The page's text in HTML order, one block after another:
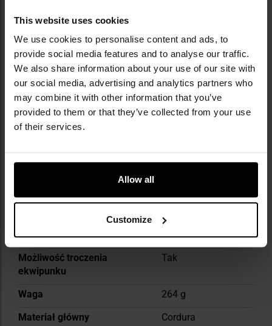
This website uses cookies
We use cookies to personalise content and ads, to
provide social media features and to analyse our traffic.
We also share information about your use of our site with
our social media, advertising and analytics partners who
may combine it with other information that you’ve
provided to them or that they’ve collected from your use
of their services.
Allow all
Customize
służbach mundurowych, oraz Range -
stworzona dla strzelców. Helikon-Tex korzysta z
nowoczesnych wzorów kamuflaży, takich jak
MultiCam, ATACS czy PenCott, zapewniając
dopasowanie do różnych warunków
terenowych.
DANE TECHNICZNE
informacji
Kolor/kamuflaż
Odcienie
Wewnętrzny organizer
Tak
Możliwość troczenia
ekwipunku
Tak
Waga
264 g
Materiał główny
Cordura